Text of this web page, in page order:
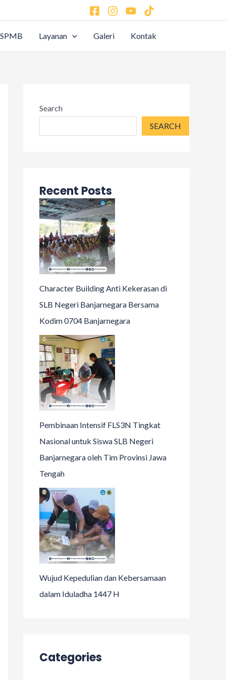
SPMB Layanan Galeri Kontak
Search
SEARCH
Recent Posts
Character Building Anti Kekerasan di
SLB Negeri Banjarnegara Bersama
Kodim 0704 Banjarnegara
Pembinaan Intensif FLS3N Tingkat
Nasional untuk Siswa SLB Negeri
Banjarnegara oleh Tim Provinsi Jawa
Tengah
Wujud Kepedulian dan Kebersamaan
dalam Iduladha 1447 H
Categories